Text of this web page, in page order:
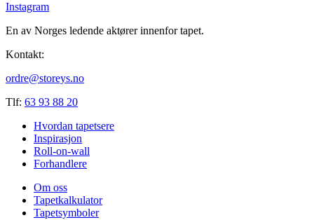
Instagram
En av Norges ledende aktører innenfor tapet.
Kontakt:
ordre@storeys.no
Tlf: 63 93 88 20
Hvordan tapetsere
Inspirasjon
Roll-on-wall
Forhandlere
Om oss
Tapetkalkulator
Tapetsymboler